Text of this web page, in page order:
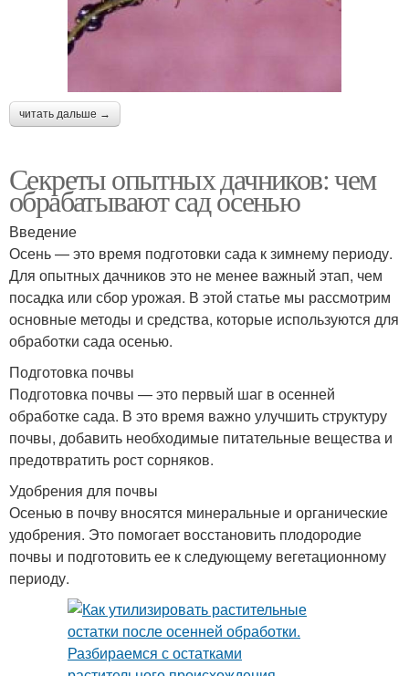
читать дальше →
Секреты опытных дачников: чем
обрабатывают сад осенью
Введение
Осень — это время подготовки сада к зимнему периоду.
Для опытных дачников это не менее важный этап, чем
посадка или сбор урожая. В этой статье мы рассмотрим
основные методы и средства, которые используются для
обработки сада осенью.
Подготовка почвы
Подготовка почвы — это первый шаг в осенней
обработке сада. В это время важно улучшить структуру
почвы, добавить необходимые питательные вещества и
предотвратить рост сорняков.
Удобрения для почвы
Осенью в почву вносятся минеральные и органические
удобрения. Это помогает восстановить плодородие
почвы и подготовить ее к следующему вегетационному
периоду.